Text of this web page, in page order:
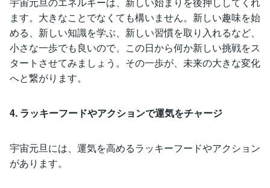
ます。大きなことでなくても構いません。新しい趣味を始
める、新しい知識を学ぶ、新しい習慣を取り入れるなど、
小さな一歩でも良いので、この日から何か新しい挑戦をス
タートさせてみましょう。その一歩が、未来の大きな変化
へと繋がります。
4. ラッキーフードやアクションで運気をチャージ
宇宙元旦には、運気を高めるラッキーフードやアクション
があります。